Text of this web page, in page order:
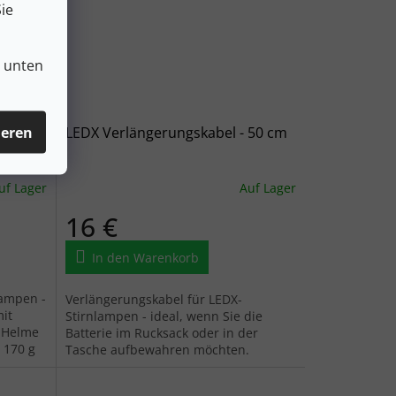
unten
Lager
-
g
LEDX Verlängerungskabel - 50 cm
Auf Lager
16 €
In den Warenkorb
Verlängerungskabel für LEDX-
Stirnlampen - ideal, wenn Sie die
Batterie im Rucksack oder in der
Tasche aufbewahren möchten.